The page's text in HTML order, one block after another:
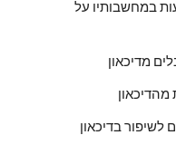
מדיכאון
מהדיכאון
לשיפור בדיכאון